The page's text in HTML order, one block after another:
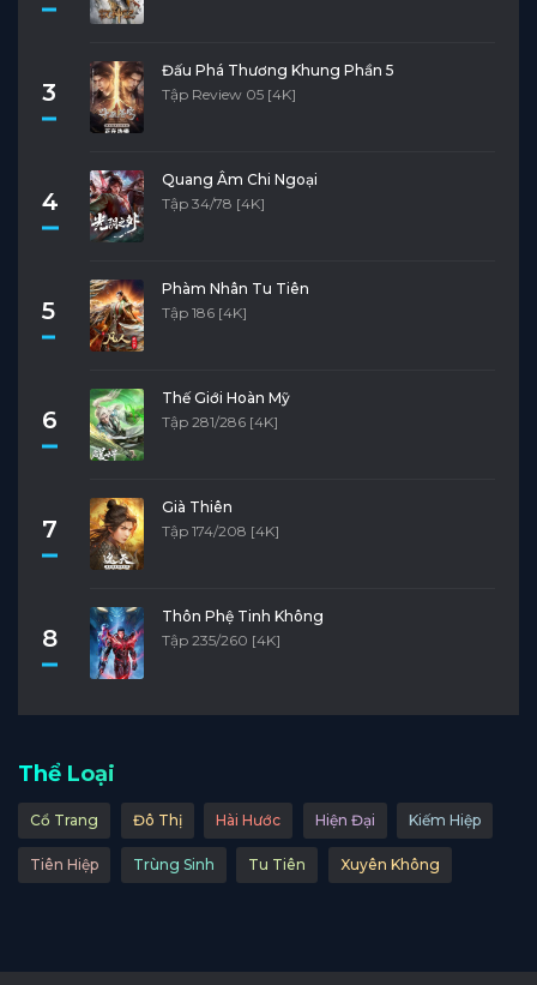
3
Đấu Phá Thương Khung Phần 5
Tập Review 05 [4K]
4
Quang Âm Chi Ngoại
Tập 34/78 [4K]
5
Phàm Nhân Tu Tiên
Tập 186 [4K]
6
Thế Giới Hoàn Mỹ
Tập 281/286 [4K]
7
Già Thiên
Tập 174/208 [4K]
8
Thôn Phệ Tinh Không
Tập 235/260 [4K]
Thể Loại
Cổ Trang Đô Thị Hài Hước Hiện Đại Kiếm Hiệp
Tiên Hiệp Trùng Sinh Tu Tiên Xuyên Không